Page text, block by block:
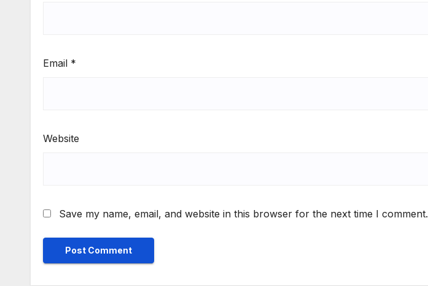
Email *
Website
Save my name, email, and website in this browser for the next time I comment.